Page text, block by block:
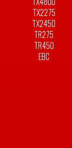
TX2275
TX2450
TR275
TR450
EBC